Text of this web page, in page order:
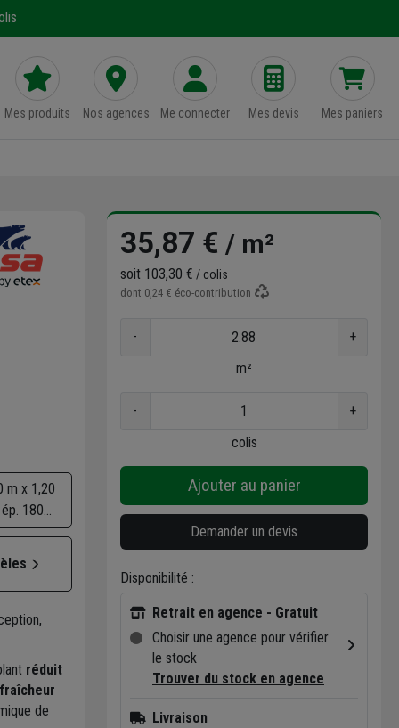
Mes produits Nos agences Me connecter Mes devis Mes paniers
m x 1,20
180
- R 5,10
réduit
de
35,87 € / m²
soit 103,30 € / colis
dont 0,24 € éco-contribution
-
+
m²
-
+
colis
Ajouter au panier
Demander un devis
Disponibilité :
Retrait en agence - Gratuit
Choisir une agence pour vérifier
le stock
Trouver du stock en agence
Livraison